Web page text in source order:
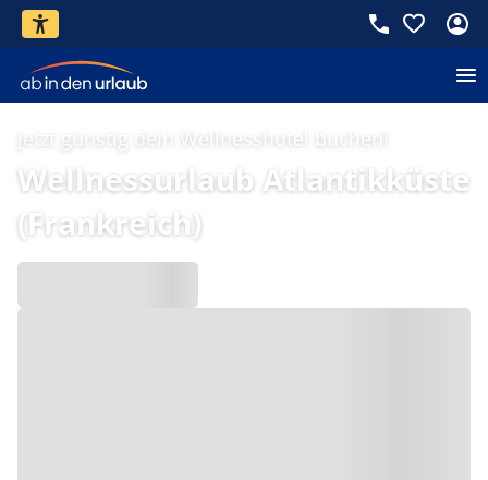
Jetzt günstig dein Wellnesshotel buchen!
Wellnessurlaub Atlantikküste
(Frankreich)